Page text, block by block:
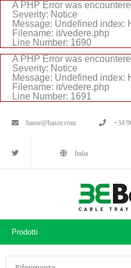
A PHP Error was
Severity: Notice
Message: Undefined index:
Filename: it/vedere.php
Line Number: 1690
A PHP Error was
Severity: Notice
Message: Undefined index:
Filename: it/vedere.php
Line Number: 1691
basor@basor.com +34
Italia
Prodotti